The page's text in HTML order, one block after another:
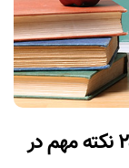
در جلسه اولیا و مربیان چه بگویم؟ (۲۵ نکته مهم در